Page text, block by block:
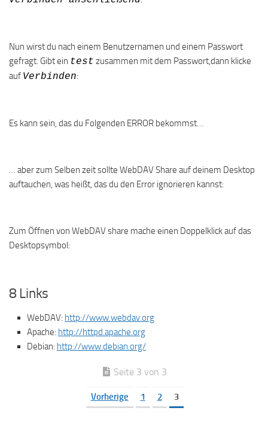
Nun wirst du nach einem Benutzernamen und einem Passwort
gefragt. Gibt ein test zusammen mit dem Passwort,dann klicke
auf Verbinden:
Es kann sein, das du Folgenden ERROR bekommst…
… aber zum Selben zeit sollte WebDAV Share auf deinem Desktop
auftauchen, was heißt, das du den Error ignorieren kannst:
Zum Öffnen von WebDAV share mache einen Doppelklick auf das
Desktopsymbol:
8 Links
WebDAV: http://www.webdav.org
Apache: http://httpd.apache.org
Debian: http://www.debian.org/
Seite 3 von 3
Vorherige 1 2 3